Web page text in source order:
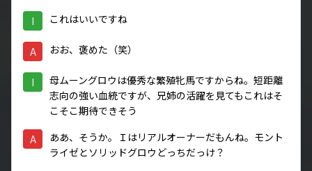
I これはいいですね
A おお、褒めた（笑）
I
母ムーングロウは優秀な繁殖牝馬ですからね。短距離
志向の強い血統ですが、兄姉の活躍を見てもこれはそ
こそこ期待できそう
A
ああ、そうか。Ｉはリアルオーナーだもんね。モント
ライゼとソリッドグロウどっちだっけ？